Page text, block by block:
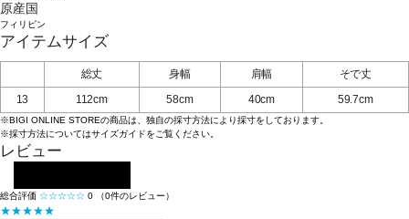
原産国
フィリピン
アイテムサイズ
総丈 身幅 肩幅
そで丈
13
112cm 58cm 40cm 59.7cm
※BIGI ONLINE STOREの商品は、独自の採寸方法により採寸をしております。
※採寸方法についてはサイズガイドをご覧ください。
レビュー
総合評価 ☆☆☆☆☆ 0 （0件のレビュー）
★★★★★